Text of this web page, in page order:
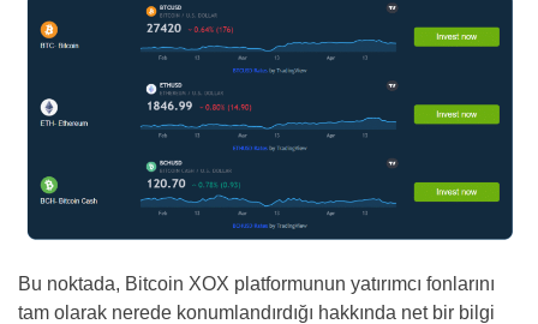
Bu noktada, Bitcoin XOX platformunun yatırımcı fonlarını
tam olarak nerede konumlandırdığı hakkında net bir bilgi